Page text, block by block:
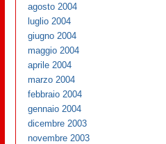
agosto 2004
luglio 2004
giugno 2004
maggio 2004
aprile 2004
marzo 2004
febbraio 2004
gennaio 2004
dicembre 2003
novembre 2003